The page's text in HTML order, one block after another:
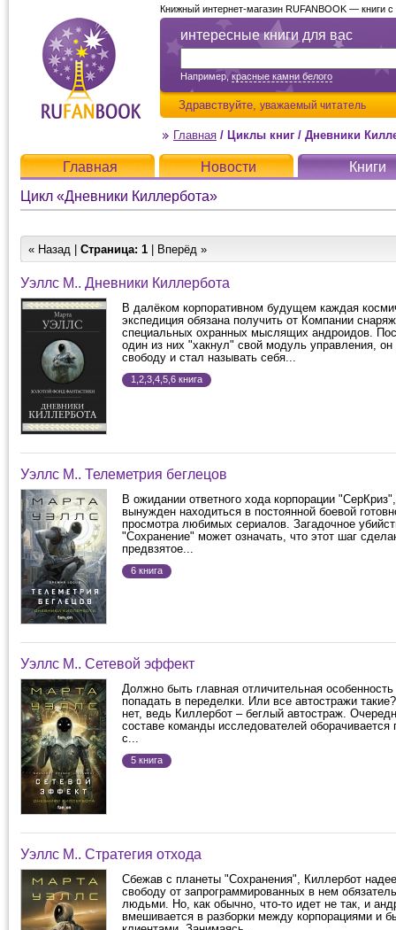
интересные книги для вас
Например,красные камни белого
Здравствуйте, уважаемый читатель
Книжный интернет-магазин RUFANBOOK — книги
Главная / Циклы книг / Дневники
Главная Новости
Книги
Цикл «Дневники Киллербота»
« Назад | Страница: 1 | Вперёд »
Уэллс М.. Дневники Киллербота
В далёком корпоративном будущем каждая
экспедиция обязана получить от Компании
специальных охранных мыслящих андроидов.
один из них "хакнул" свой модуль управления, он
свободу и стал называть себя...
1,2,3,4,5,6 книга
Уэллс М.. Телеметрия беглецов
В ожидании ответного хода корпорации
вынужден находиться в постоянной боевой
просмотра любимых сериалов. Загадочное
"Сохранение" может означать, что этот шаг
предвзятое...
6 книга
Уэллс М.. Сетевой эффект
Должно быть главная отличительная
попадать в переделки. Или все автостражи
нет, ведь Киллербот – беглый автостраж.
составе команды исследователей оборачивается
с...
5 книга
Уэллс М.. Стратегия отхода
Сбежав с планеты "Сохранения", Киллербот
свободу от запрограммированных в нем
людьми. Но, как обычно, что-то идет не так, и
вмешивается в разборки между корпорациями и